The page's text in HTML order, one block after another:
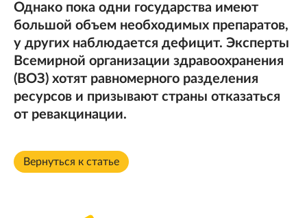
Однако пока одни государства имеют
большой объем необходимых препаратов,
у других наблюдается дефицит. Эксперты
Всемирной организации здравоохранения
(ВОЗ) хотят равномерного разделения
ресурсов и призывают страны отказаться
от ревакцинации.
Вернуться к статье